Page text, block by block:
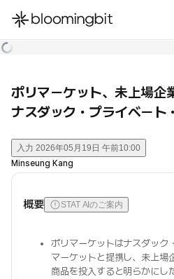
한국어
ポリマーケット、未上場
ナスダック・プライベート
入力 2026年05月19日 午前10:00
Minseung Kang
概要 STAT AIのご案内
ポリマーケットはナスダック
マーケットと提携し、未上場
商品を投入すると明らかにし